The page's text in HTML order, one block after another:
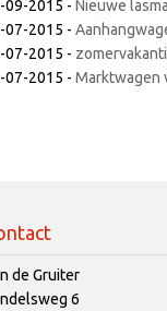
09-2015 - Nieuwe
07-2015 -
07-2015 -
07-2015 - Marktwagen
de Gruiter
6